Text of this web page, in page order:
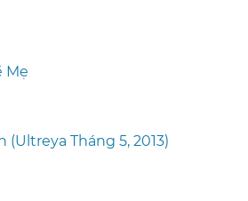
Mẹ
(Ultreya Tháng 5, 2013)